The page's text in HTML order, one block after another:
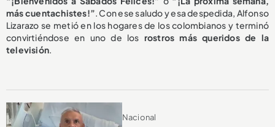
más cuentachistes!”. Con ese saludo y esa despedida, Alfonso
Lizarazo se metió en los hogares de los colombianos y terminó
convirtiéndose en uno de los rostros más queridos de la
televisión.
Nacional